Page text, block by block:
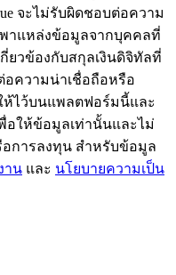
จะไม่รับผิดชอบต่อความ
าแหล่งข้อมูลจากบุคคลที่
ยวข้องกับสกุลเงินดิจิทัลที่
อความน่าเชื่อถือหรือ
ไว้บนแพลตฟอร์มนี้และ
อให้ข้อมูลเท่านั้นและไม่
อการลงทุน สำหรับข้อมูล
าน และ นโยบายความเป็น